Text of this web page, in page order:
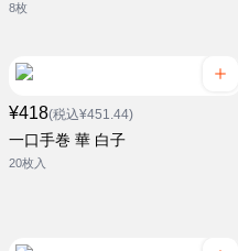
8枚
¥418(税込¥451.44)
一口手巻 華 白子
20枚入